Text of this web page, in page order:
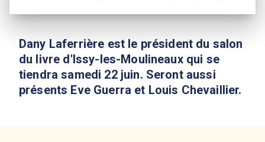
Dany Laferrière est le président du salon
du livre d'Issy-les-Moulineaux qui se
tiendra samedi 22 juin. Seront aussi
présents Eve Guerra et Louis Chevaillier.